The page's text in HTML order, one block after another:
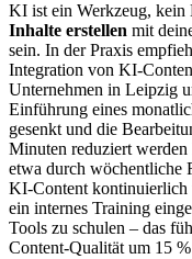
KI ist ein Werkzeug, kein
Inhalte erstellen mit
sein. In der Praxis
Integration von KI-
Unternehmen in Leipzig
Einführung eines
gesenkt und die
Minuten reduziert
etwa durch wöchentliche
KI-Content kontinuierlich
ein internes Training
Tools zu schulen – das
Content-Qualität um 15